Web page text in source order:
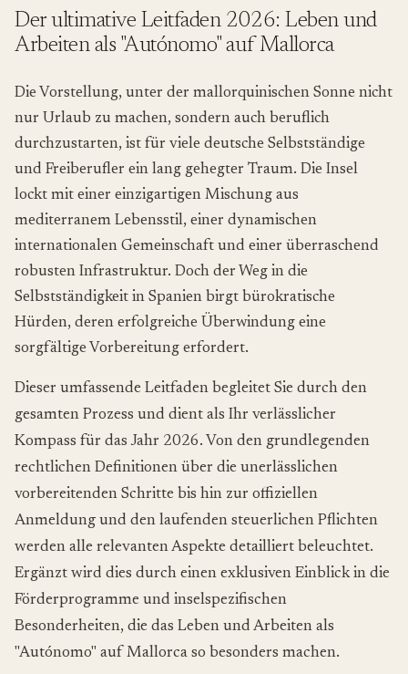
Der ultimative Leitfaden 2026: Leben und
Arbeiten als "Autónomo" auf Mallorca
Die Vorstellung, unter der mallorquinischen Sonne nicht
nur Urlaub zu machen, sondern auch beruflich
durchzustarten, ist für viele deutsche Selbstständige
und Freiberufler ein lang gehegter Traum. Die Insel
lockt mit einer einzigartigen Mischung aus
mediterranem Lebensstil, einer dynamischen
internationalen Gemeinschaft und einer überraschend
robusten Infrastruktur. Doch der Weg in die
Selbstständigkeit in Spanien birgt bürokratische
Hürden, deren erfolgreiche Überwindung eine
sorgfältige Vorbereitung erfordert.
Dieser umfassende Leitfaden begleitet Sie durch den
gesamten Prozess und dient als Ihr verlässlicher
Kompass für das Jahr 2026. Von den grundlegenden
rechtlichen Definitionen über die unerlässlichen
vorbereitenden Schritte bis hin zur offiziellen
Anmeldung und den laufenden steuerlichen Pflichten
werden alle relevanten Aspekte detailliert beleuchtet.
Ergänzt wird dies durch einen exklusiven Einblick in die
Förderprogramme und inselspezifischen
Besonderheiten, die das Leben und Arbeiten als
"Autónomo" auf Mallorca so besonders machen.